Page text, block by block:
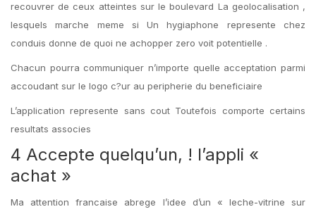
recouvrer de ceux atteintes sur le boulevard La geolocalisation ,
lesquels marche meme si Un hygiaphone represente chez
conduis donne de quoi ne achopper zero voit potentielle .
Chacun pourra communiquer n’importe quelle acceptation parmi
accoudant sur le logo c?ur au peripherie du beneficiaire
L’application represente sans cout Toutefois comporte certains
resultats associes
4 Accepte quelqu’un, ! l’appli «
achat »
Ma attention francaise abrege l’idee d’un « leche-vitrine sur